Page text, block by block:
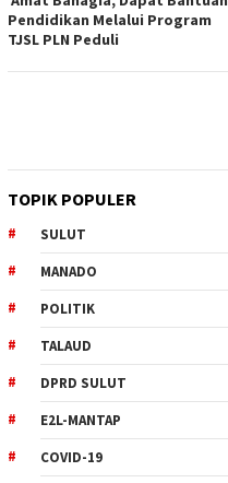
Pendidikan Melalui Program
TJSL PLN Peduli
TOPIK POPULER
SULUT
MANADO
POLITIK
TALAUD
DPRD SULUT
E2L-MANTAP
COVID-19